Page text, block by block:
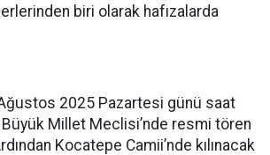
biri olarak hafızalarda
2025 Pazartesi günü saat
Büyük Millet Meclisi’nde resmi tören
Kocatepe Camii’nde kılınacak